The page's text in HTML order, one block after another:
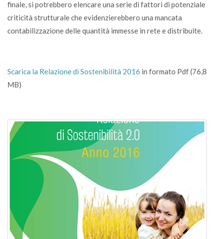
finale, si potrebbero elencare una serie di fattori di potenziale
criticità strutturale che evidenzierebbero una mancata
contabilizzazione delle quantità immesse in rete e distribuite.
Scarica la Relazione di Sostenibilità 2016 in formato Pdf (76,8
MB)